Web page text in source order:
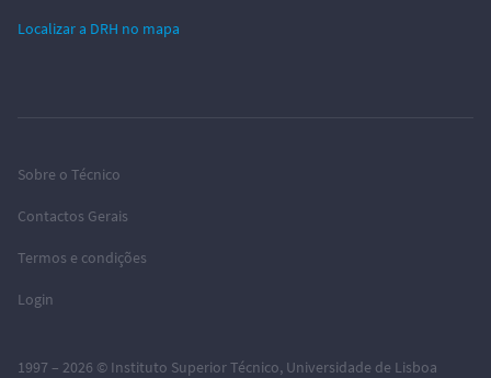
Localizar a DRH no mapa
Sobre o Técnico
Contactos Gerais
Termos e condições
Login
1997 – 2026 © Instituto Superior Técnico, Universidade de Lisboa